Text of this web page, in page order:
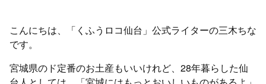
こんにちは、「くふうロコ仙台」公式ライターの三木ちな
です。
宮城県のド定番のお土産もいいけれど、28年暮らした仙